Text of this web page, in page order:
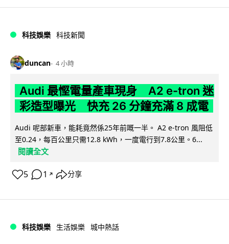
科技娛樂 科技新聞
duncan 4 小時
Audi 最慳電量產車現身 A2 e-tron 迷
彩造型曝光 快充 26 分鐘充滿 8 成電
Audi 呢部新車，能耗竟然係25年前嘅一半。 A2 e-tron 風阻低
至0.24，每百公里只需12.8 kWh，一度電行到7.8公里。6...
閱讀全文
5 1 ↗ 分享
科技娛樂 生活娛樂 城中熱話